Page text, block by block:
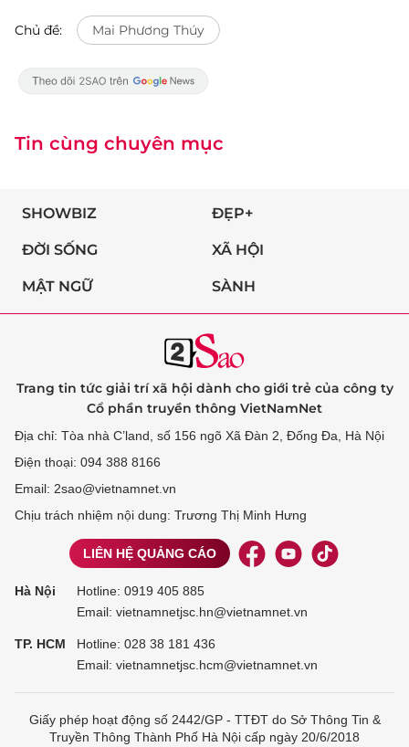
Chủ đề: Mai Phương Thúy
Tin cùng chuyên mục
SHOWBIZ ĐẸP+
ĐỜI SỐNG XÃ HỘI
MẬT NGỮ SÀNH
Trang tin tức giải trí xã hội dành cho giới trẻ của công ty
Cổ phần truyền thông VietNamNet
Địa chỉ: Tòa nhà C’land, số 156 ngõ Xã Đàn 2, Đống Đa, Hà Nội
Điện thoại: 094 388 8166
Email: 2sao@vietnamnet.vn
Chịu trách nhiệm nội dung: Trương Thị Minh Hưng
LIÊN HỆ QUẢNG CÁO
Hà Nội Hotline: 0919 405 885
Email: vietnamnetjsc.hn@vietnamnet.vn
TP. HCM Hotline: 028 38 181 436
Email: vietnamnetjsc.hcm@vietnamnet.vn
Giấy phép hoạt động số 2442/GP - TTĐT do Sở Thông Tin &
Truyền Thông Thành Phố Hà Nội cấp ngày 20/6/2018